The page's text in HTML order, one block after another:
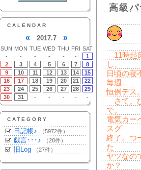
CALENDAR
« 2017.7 »
SUN MON TUE WED THU FRI SAT
-
- - - - -
1
2
3 4 5 6 7
8
9
10 11 12 13 14
15
16
17 18 19 20 21
22
23
24 25 26 27 28
29
30
31 - - - - -
CATEGORY
日記帳♪ （5972件）
戯言･･･♪ （28件）
旧Log （27件）
高級
11時起
し、
日頃の寝
毎週
恒例デス
さて。
で。
電気カー
スグ
終了。つ
た
ヤツなの
か？